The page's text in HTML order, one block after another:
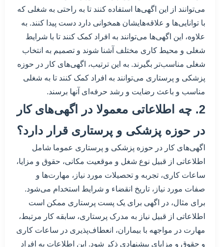
می‌توانند از این اگهی‌ها استفاده کنند تا به راحتی به شغلی که
با توانایی‌ها و علاقه‌هایشان همخوانی دارد دست پیدا کنند. به
علاوه، این اگهی‌ها می‌توانند به افراد کمک کنند تا با شرایط
شغلی و محیط کاری مختلف آشنا شوند و تصمیم به انتخاب
شغلی مناسب‌تر بگیرند. به این ترتیب، اگهی‌های کار در حوزه
پزشکی و پرستاری می‌توانند به افراد کمک کنند تا به شغلی
مناسب و باعث رضایت و رشد حرفه‌ای آنها برسند.
2. چه اطلاعاتی معمولا در اگهی‌های کار
در حوزه پزشکی و پرستاری قرار دارد؟
اگهی‌های کار در حوزه پزشکی و پرستاری عموما شامل
اطلاعاتی از قبیل نوع شغل و موقعیت مکانی، حقوق و مزایا،
ساعات کاری، تجربه و تحصیلات مورد نیاز، مهارت‌ها و
صفات مورد نیاز، تاریخ انقضاء و شرایط استخدام می‌شود.
برای مثال، در اگهی برای یک پست پرستاری ممکن است
اطلاعاتی از قبیل نیاز به مدرک پرستاری، سابقه کار مرتبط،
مهارت در مواجهه با بیماران، انعطاف‌پذیری در ساعات کاری
و حقوق و مزایای پیشنهادی ذکر شود. این اطلاعات به افراد